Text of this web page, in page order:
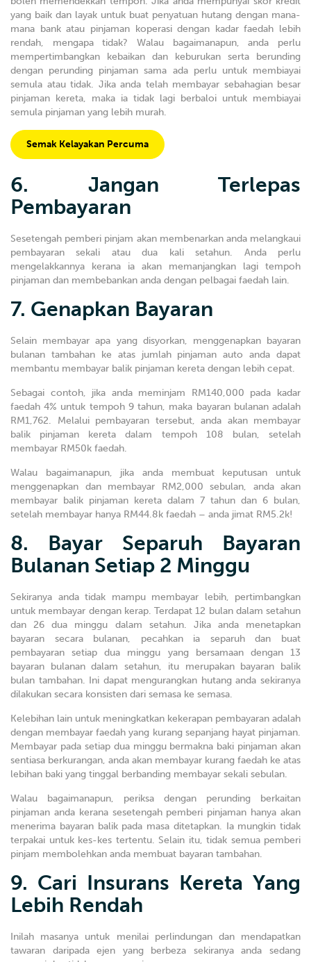
yang baik dan layak untuk buat penyatuan hutang dengan mana-
mana bank atau pinjaman koperasi dengan kadar faedah lebih
rendah, mengapa tidak? Walau bagaimanapun, anda perlu
mempertimbangkan kebaikan dan keburukan serta berunding
dengan perunding pinjaman sama ada perlu untuk membiayai
semula atau tidak. Jika anda telah membayar sebahagian besar
pinjaman kereta, maka ia tidak lagi berbaloi untuk membiayai
semula pinjaman yang lebih murah.
Semak Kelayakan Percuma
6. Jangan Terlepas
Pembayaran
Sesetengah pemberi pinjam akan membenarkan anda melangkaui
pembayaran sekali atau dua kali setahun. Anda perlu
mengelakkannya kerana ia akan memanjangkan lagi tempoh
pinjaman dan membebankan anda dengan pelbagai faedah lain.
7. Genapkan Bayaran
Selain membayar apa yang disyorkan, menggenapkan bayaran
bulanan tambahan ke atas jumlah pinjaman auto anda dapat
membantu membayar balik pinjaman kereta dengan lebih cepat.
Sebagai contoh, jika anda meminjam RM140,000 pada kadar
faedah 4% untuk tempoh 9 tahun, maka bayaran bulanan adalah
RM1,762. Melalui pembayaran tersebut, anda akan membayar
balik pinjaman kereta dalam tempoh 108 bulan, setelah
membayar RM50k faedah.
Walau bagaimanapun, jika anda membuat keputusan untuk
menggenapkan dan membayar RM2,000 sebulan, anda akan
membayar balik pinjaman kereta dalam 7 tahun dan 6 bulan,
setelah membayar hanya RM44.8k faedah – anda jimat RM5.2k!
8. Bayar Separuh Bayaran
Bulanan Setiap 2 Minggu
Sekiranya anda tidak mampu membayar lebih, pertimbangkan
untuk membayar dengan kerap. Terdapat 12 bulan dalam setahun
dan 26 dua minggu dalam setahun. Jika anda menetapkan
bayaran secara bulanan, pecahkan ia separuh dan buat
pembayaran setiap dua minggu yang bersamaan dengan 13
bayaran bulanan dalam setahun, itu merupakan bayaran balik
bulan tambahan. Ini dapat mengurangkan hutang anda sekiranya
dilakukan secara konsisten dari semasa ke semasa.
Kelebihan lain untuk meningkatkan kekerapan pembayaran adalah
dengan membayar faedah yang kurang sepanjang hayat pinjaman.
Membayar pada setiap dua minggu bermakna baki pinjaman akan
sentiasa berkurangan, anda akan membayar kurang faedah ke atas
lebihan baki yang tinggal berbanding membayar sekali sebulan.
Walau bagaimanapun, periksa dengan perunding berkaitan
pinjaman anda kerana sesetengah pemberi pinjaman hanya akan
menerima bayaran balik pada masa ditetapkan. Ia mungkin tidak
terpakai untuk kes-kes tertentu. Selain itu, tidak semua pemberi
pinjam membolehkan anda membuat bayaran tambahan.
9. Cari Insurans Kereta Yang
Lebih Rendah
Inilah masanya untuk menilai perlindungan dan mendapatkan
tawaran daripada ejen yang berbeza sekiranya anda sedang